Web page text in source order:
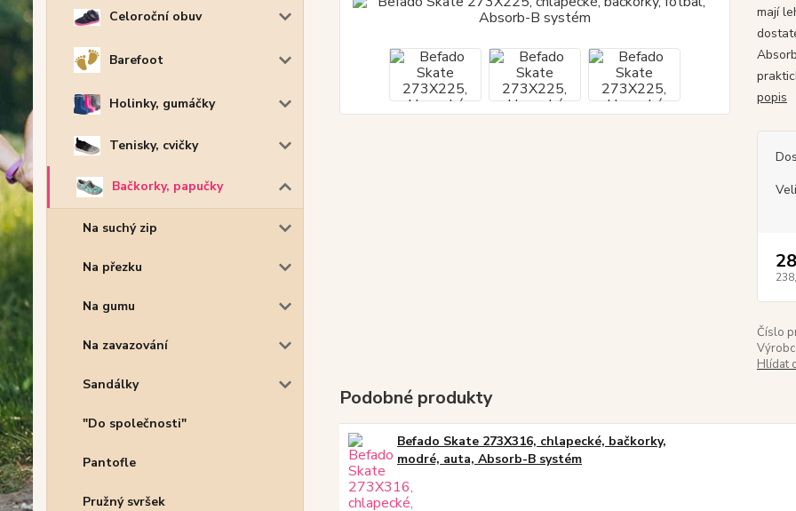
Celoroční obuv
Barefoot
Holinky, gumáčky
Tenisky, cvičky
Bačkorky, papučky
Na suchý zip
Na přezku
Na gumu
Na zavazování
Sandálky
"Do společnosti"
Pantofle
Pružný svršek
mají
popis
Číslo
Hlídat
Podobné produkty
Befado Skate 273X316, chlapecké, bačkorky,
modré, auta, Absorb-B systém